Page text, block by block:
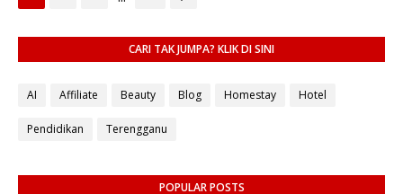
CARI TAK JUMPA? KLIK DI SINI
AI Affiliate Beauty Blog Homestay Hotel
Pendidikan Terengganu
POPULAR POSTS